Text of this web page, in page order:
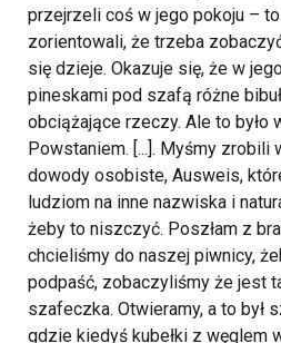
przejrzeli coś w jego pokoju –
zorientowali, że trzeba
się dzieje. Okazuje się, że w
pineskami pod szafą różne
obciążające rzeczy. Ale to było
Powstaniem. [...]. Myśmy zrobili
dowody osobiste, Ausweis,
ludziom na inne nazwiska i
żeby to niszczyć. Poszłam z
chcieliśmy do naszej piwnicy,
podpaść, zobaczyliśmy że jest
szafeczka. Otwieramy, a to był
gdzie kiedyś kubełki z węglem